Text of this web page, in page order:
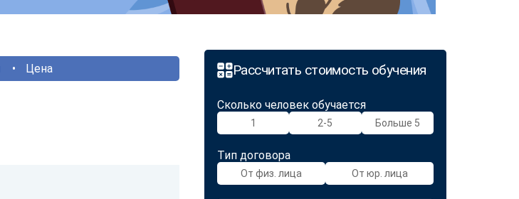
Рассчитать стоимость обучения
Сколько человек обучается
1 2-5 Больше 5
Тип договора
От физ. лица От юр. лица
Цена